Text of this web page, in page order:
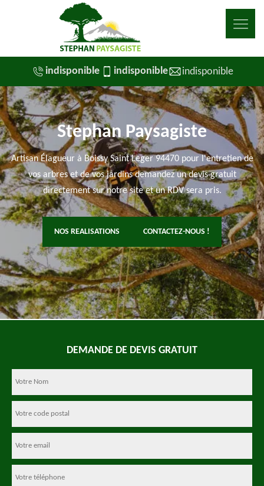
indisponible indisponible indisponible
Stephan Paysagiste
Artisan Élagueur à Boissy Saint Leger 94470 pour l'entretien de
vos arbres et de vos jardins demandez un devis gratuit
directement sur notre site et un RDV sera pris.
NOS REALISATIONS CONTACTEZ-NOUS !
DEMANDE DE DEVIS GRATUIT